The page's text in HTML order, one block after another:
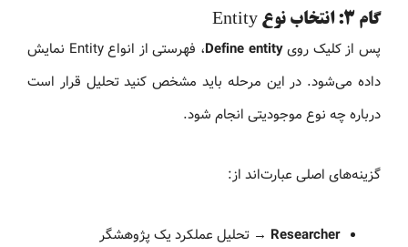
گام 3: انتخاب نوع Entity
پس از کلیک رویDefine entity
، فهرستی از انواع Entity نمایش
داده می‌شود. در این مرحله باید مشخص کنید تحلیل قرار است
درباره چه نوع موجودیتی انجام شود.
گزینه‌های اصلی عبارت‌اند از:
Researcher → تحلیل عملکرد یک پژوهشگر